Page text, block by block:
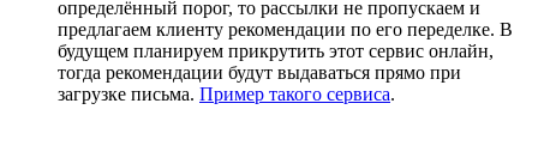
определённый порог, то рассылки не пропускаем и
предлагаем клиенту рекомендации по его переделке. В
будущем планируем прикрутить этот сервис онлайн,
тогда рекомендации будут выдаваться прямо при
загрузке письма. Пример такого сервиса.